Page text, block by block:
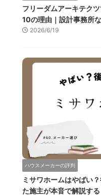
フリーダムアーキテク
10の理由｜設計事務所
2026/6/19
ハウスメーカーの評判
ミサワホームはやばい
た施主が本音で解説する